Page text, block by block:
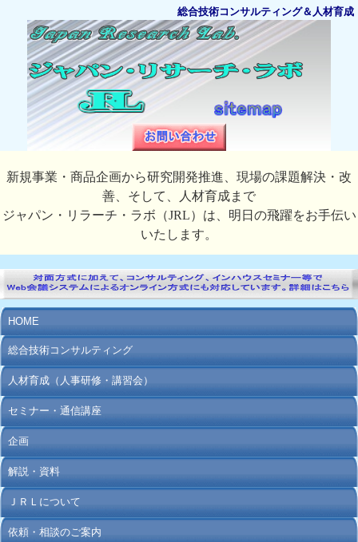
総合技術コンサルティング＆人材育成
新規事業・商品企画から研究開発推進、現場の課題解決・改
善、そして、人材育成まで
ジャパン・リラーチ・ラボ（JRL）は、明日の飛躍をお手伝い
いたします。
HOME
総合技術コンサルティング
人材育成（人事研修・講習会）
セミナー・通信講座
企画
解説・資料
ＪＲＬについて
依頼・相談のご案内